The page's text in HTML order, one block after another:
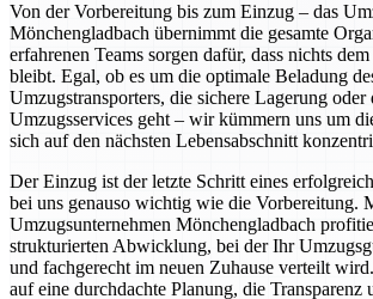
Von der Vorbereitung bis zum Einzug – das
Mönchengladbach übernimmt die gesamte
erfahrenen Teams sorgen dafür, dass nichts
bleibt. Egal, ob es um die optimale Beladung
Umzugstransporters, die sichere Lagerung
Umzugsservices geht – wir kümmern uns um
sich auf den nächsten Lebensabschnitt
Der Einzug ist der letzte Schritt eines
bei uns genauso wichtig wie die Vorbereitung.
Umzugsunternehmen Mönchengladbach
strukturierten Abwicklung, bei der Ihr
und fachgerecht im neuen Zuhause verteilt
auf eine durchdachte Planung, die Transparenz